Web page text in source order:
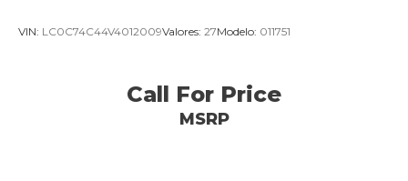
VIN: LC0C74C44V4012009Valores: 27Modelo: 011751
Call For Price
MSRP